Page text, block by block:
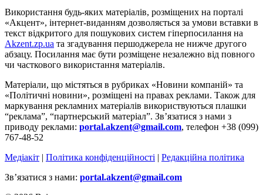
Використання будь-яких матеріалів, розміщених на порталі
«Акцент», інтернет-виданням дозволяється за умови вставки в
текст відкритого для пошукових систем гіперпосилання на
Akzent.zp.ua та згадування першоджерела не нижче другого
абзацу. Посилання має бути розміщене незалежно від повного
чи часткового використання матеріалів.
Матеріали, що містяться в рубриках «Новини компаній» та
«Політичні новини», розміщені на правах реклами. Також для
маркування рекламних матеріалів використвуються плашки
“реклама”, “партнерський матеріал”. Зв’язатися з нами з
приводу реклами: portal.akzent@gmail.com, телефон +38 (099)
767-48-52
Медіакіт | Політика конфіденційності | Редакційна політика
Зв’язатися з нами: portal.akzent@gmail.com